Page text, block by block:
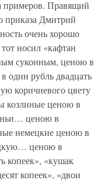
примеров. Правящий
приказа Дмитрий
очень хорошо
носил «кафтан
суконным, ценою в
один рубль двадцать
коричневого цвету
козлиные ценою в
ценою в
немецкие ценою в
ценою в
копеек», «кушак
копеек», «двои